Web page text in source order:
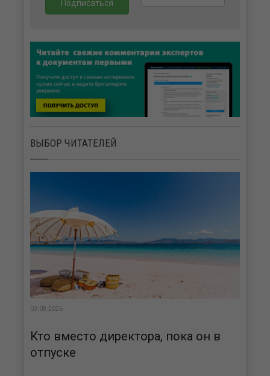
ВЫБОР ЧИТАТЕЛЕЙ
03.08.2026
Кто вместо директора, пока он в
отпуске